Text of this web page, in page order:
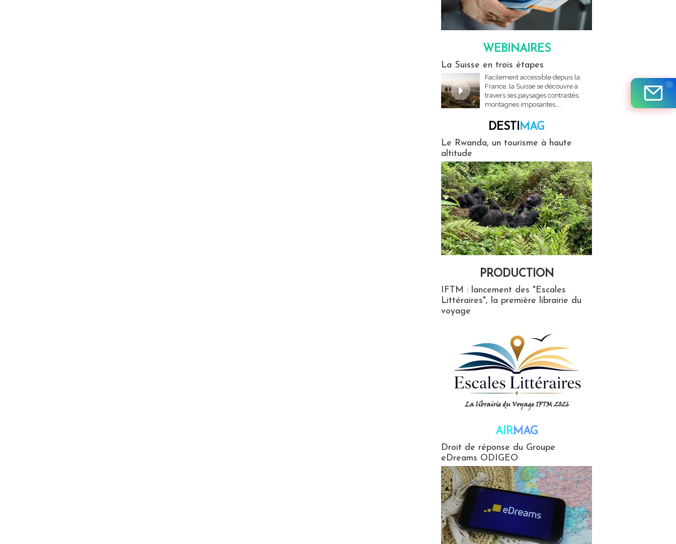
WEBINAIRES
La Suisse en trois étapes
Facilement accessible depuis la
France, la Suisse se découvre à
travers ses paysages contrastés,
montagnes imposantes,...
DESTIMAG
Le Rwanda, un tourisme à haute
altitude
PRODUCTION
IFTM : lancement des "Escales
Littéraires", la première librairie du
voyage
AIRMAG
Droit de réponse du Groupe
eDreams ODIGEO